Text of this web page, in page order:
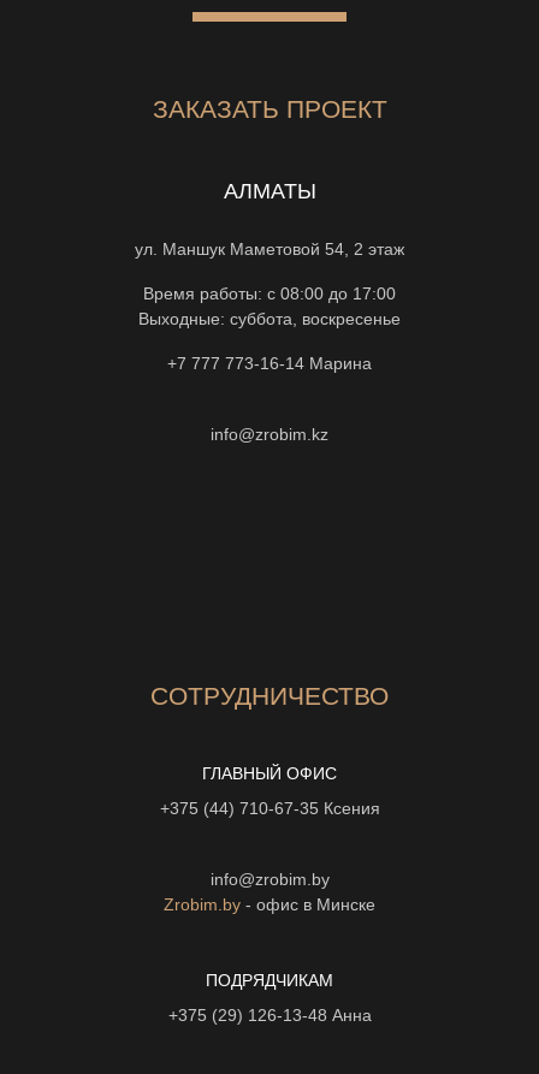
ЗАКАЗАТЬ ПРОЕКТ
АЛМАТЫ
ул. Маншук Маметовой 54, 2 этаж
Время работы: с 08:00 до 17:00
Выходные: суббота, воскресенье
+7 777 773-16-14 Марина
info@zrobim.kz
СОТРУДНИЧЕСТВО
ГЛАВНЫЙ ОФИС
+375 (44) 710-67-35 Ксения
info@zrobim.by
Zrobim.by - офис в Минске
ПОДРЯДЧИКАМ
+375 (29) 126-13-48 Анна